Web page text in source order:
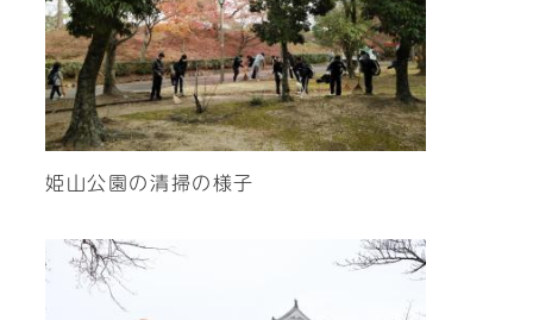
姫山公園の清掃の様子